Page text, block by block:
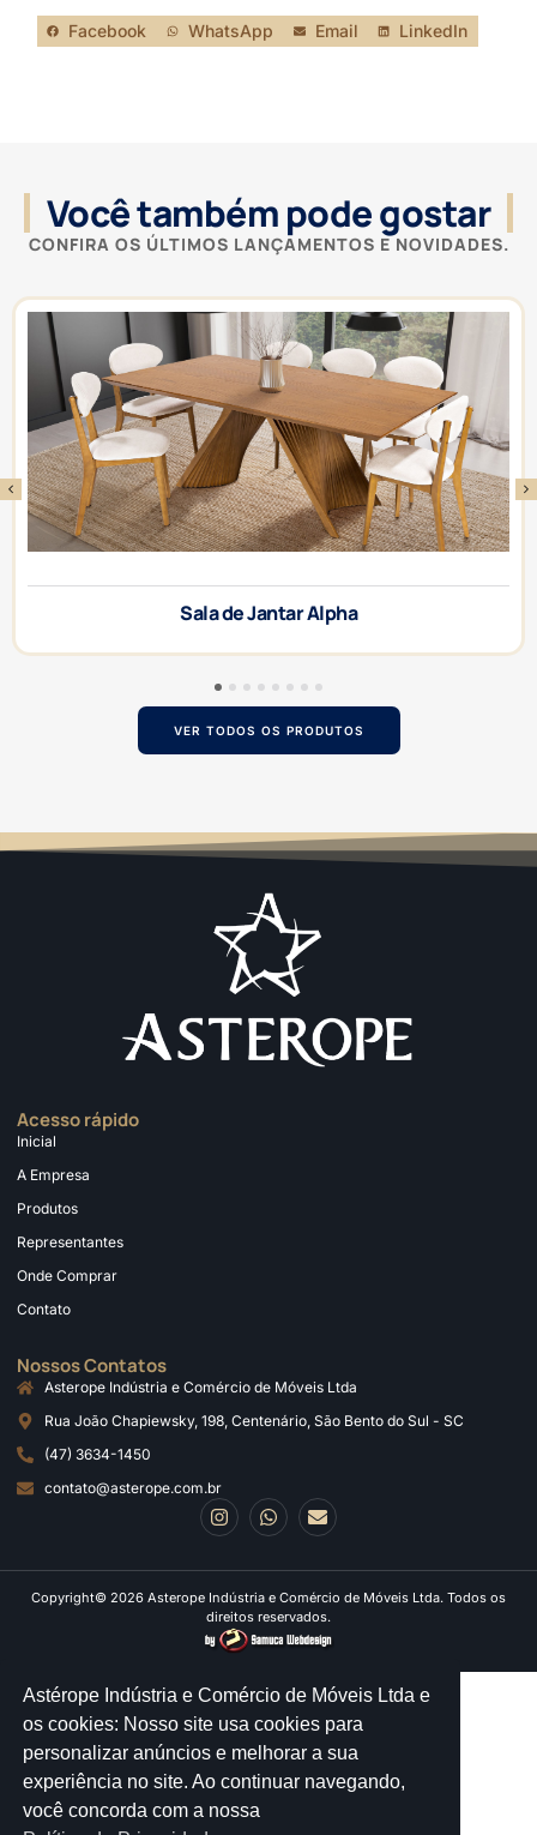
Facebook WhatsApp Email LinkedIn
Você também pode gostar
CONFIRA OS ÚLTIMOS LANÇAMENTOS E NOVIDADES.
Sala de Jantar Alpha
5 6 7 8
VER TODOS OS PRODUTOS
Acesso rápido
Inicial
A Empresa
Produtos
Representantes
Onde Comprar
Contato
Nossos Contatos
Asterope Indústria e Comércio de Móveis Ltda
Rua João Chapiewsky, 198, Centenário, São Bento do Sul - SC
(47) 3634-1450
contato@asterope.com.br
Copyright© 2026 Asterope Indústria e Comércio de Móveis Ltda. Todos os
direitos reservados.
Astérope Indústria e Comércio de Móveis Ltda e
os cookies: Nosso site usa cookies para
personalizar anúncios e melhorar a sua
experiência no site. Ao continuar navegando,
você concorda com a nossa